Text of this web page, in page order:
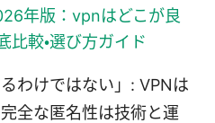
年版：vpnはどこが良
較・選び方ガイド
わけではない」: VPNは
全な匿名性は技術と運